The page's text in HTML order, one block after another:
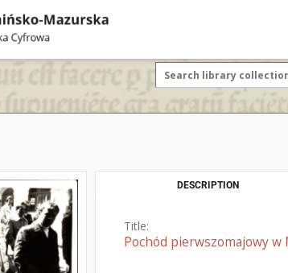
DESCRIPTION
Title:
Pochód pierwszomajowy w